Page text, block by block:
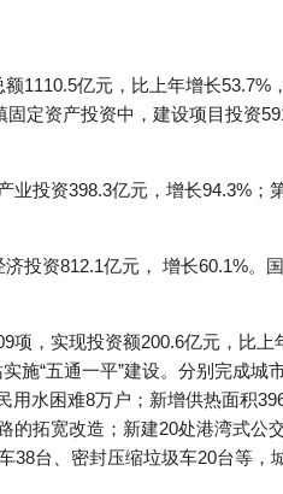
1110.5亿元，比上年增长
定资产投资中，建设项目投资
投资398.3亿元，增长94.3%；
投资812.1亿元， 增长60.1%。
，实现投资额200.6亿元，比
施“五通一平”建设。分别完成城
水困难8万户；新增供热面积
拓宽改造；新建20处港湾式公
台、密封压缩垃圾车20台等，